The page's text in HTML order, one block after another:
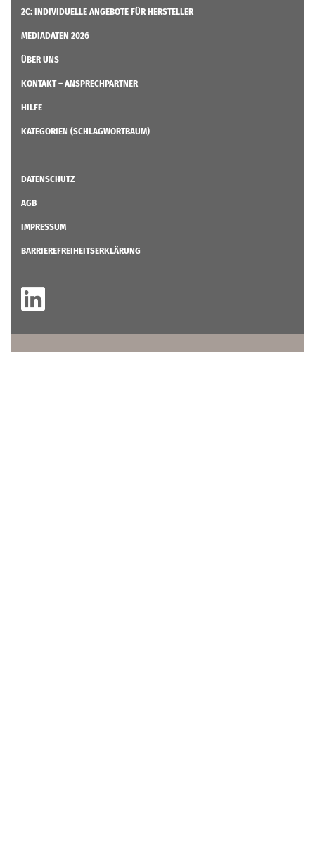
2C: INDIVIDUELLE ANGEBOTE FÜR HERSTELLER
MEDIADATEN 2026
ÜBER UNS
KONTAKT – ANSPRECHPARTNER
HILFE
KATEGORIEN (SCHLAGWORTBAUM)
DATENSCHUTZ
AGB
IMPRESSUM
BARRIEREFREIHEITSERKLÄRUNG